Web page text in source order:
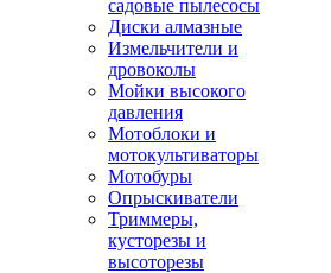
садовые пылесосы
Диски алмазные
Измельчители и
дровоколы
Мойки высокого
давления
Мотоблоки и
мотокультиваторы
Мотобуры
Опрыскиватели
Триммеры,
кусторезы и
высоторезы